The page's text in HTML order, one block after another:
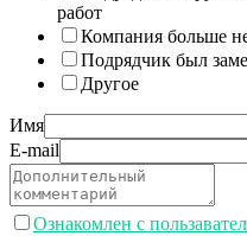
работ
Компания больше
Подрядчик был
Другое
Имя
E-mail
Ознакомлен с